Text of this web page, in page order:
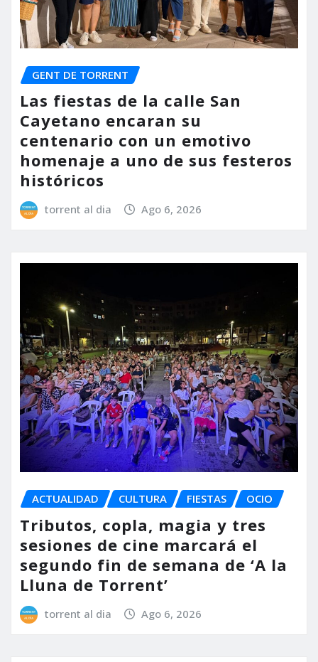
GENT DE TORRENT
Las fiestas de la calle San
Cayetano encaran su
centenario con un emotivo
homenaje a uno de sus festeros
históricos
torrent al dia Ago 6, 2026
ACTUALIDAD CULTURA FIESTAS OCIO
Tributos, copla, magia y tres
sesiones de cine marcará el
segundo fin de semana de ‘A la
Lluna de Torrent’
torrent al dia Ago 6, 2026